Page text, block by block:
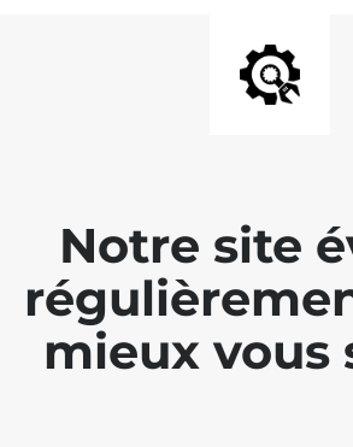
Notre site
mieux vous